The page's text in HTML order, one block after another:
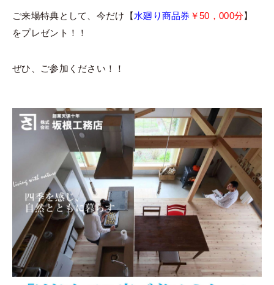
ご来場特典として、今だけ【水廻り商品券 ￥50，000分】
をプレゼント！！
ぜひ、ご参加ください！！